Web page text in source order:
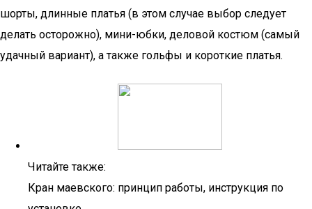
шорты, длинные платья (в этом случае выбор следует
делать осторожно), мини-юбки, деловой костюм (самый
удачный вариант), а также гольфы и короткие платья.
Читайте также:
Кран маевского: принцип работы, инструкция по